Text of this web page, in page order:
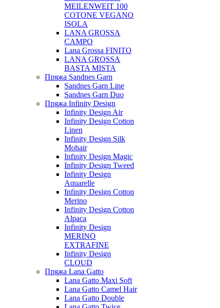
MEILENWEIT 100
COTONE VEGANO
ISOLA
LANA GROSSA
CAMPO
Lana Grossa FINITO
LANA GROSSA
BASTA MISTA
Пряжа Sandnes Garn
Sandnes Garn Line
Sandnes Garn Duo
Пряжа Infinity Design
Infinity Design Air
Infinity Design Cotton
Linen
Infinity Design Silk
Mohair
Infinity Design Magic
Infinity Design Tweed
Infinity Design
Aquarelle
Infinity Design Cotton
Merino
Infinity Design Cotton
Alpaca
Infinity Design
MERINO
EXTRAFINE
Infinity Design
CLOUD
Пряжа Lana Gatto
Lana Gatto Maxi Soft
Lana Gatto Camel Hair
Lana Gatto Double